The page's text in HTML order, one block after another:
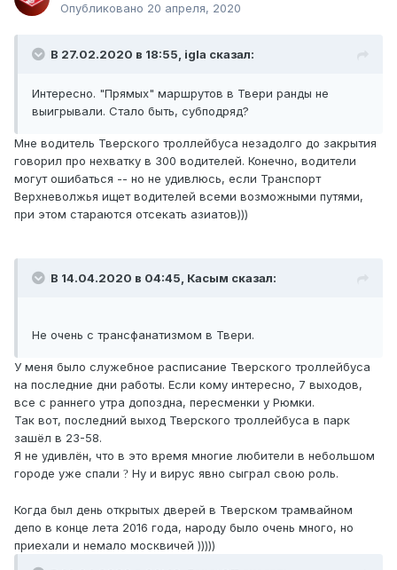
Опубликовано 20 апреля, 2020
В 27.02.2020 в 18:55, igla сказал:
Интересно. "Прямых" маршрутов в Твери ранды не
выигрывали. Стало быть, субподряд?
Мне водитель Тверского троллейбуса незадолго до закрытия
говорил про нехватку в 300 водителей. Конечно, водители
могут ошибаться -- но не удивлюсь, если Транспорт
Верхневолжья ищет водителей всеми возможными путями,
при этом стараются отсекать азиатов)))
В 14.04.2020 в 04:45, Касым сказал:
Не очень с трансфанатизмом в Твери.
У меня было служебное расписание Тверского троллейбуса
на последние дни работы. Если кому интересно, 7 выходов,
все с раннего утра допоздна, пересменки у Рюмки.
Так вот, последний выход Тверского троллейбуса в парк
зашёл в 23-58.
Я не удивлён, что в это время многие любители в небольшом
городе уже спали ? Ну и вирус явно сыграл свою роль.
Когда был день открытых дверей в Тверском трамвайном
депо в конце лета 2016 года, народу было очень много, но
приехали и немало москвичей )))))